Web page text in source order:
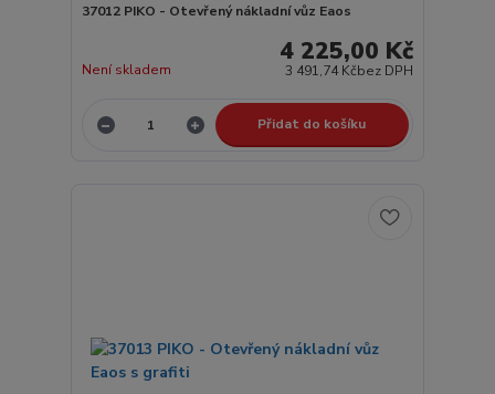
37012 PIKO - Otevřený nákladní vůz Eaos
4 225,00 Kč
3 491,74 Kčbez DPH
Není skladem
Přidat do košíku